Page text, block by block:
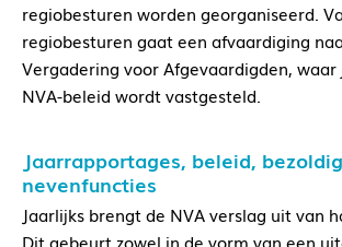
regiobesturen worden georganiseerd.
regiobesturen gaat een afvaardiging
Vergadering voor Afgevaardigden,
NVA-beleid wordt vastgesteld.
Jaarrapportages, beleid,
nevenfuncties
Jaarlijks brengt de NVA verslag uit van
Dit gebeurt zowel in de vorm van een